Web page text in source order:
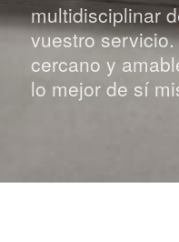
multidisciplinar
vuestro
cercano y
lo mejor de sí